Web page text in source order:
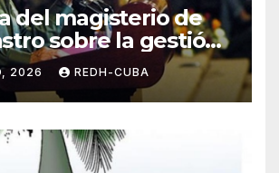
del magisterio de
sobre la gestión
revolucionario.
Luís Guach Estévez
2026 REDH-CUBA